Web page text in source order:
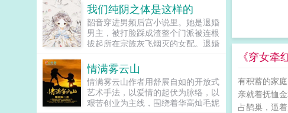
《穿女牵
有积蓄的家
亲就着抚恤
占鹊巢，逼
声了！！第二本读者B狗塑适可而
止，就算你重复强调五百次他是可爱
狗狗，但我只看到了一只舔狗，还是
不会汪汪叫的那种。还是读者B起猛
里能领养，阿祖！我也要养阿祖！！
第三本读者C作者生活这么不如意，
一定要搞这么五毒俱全的角色？写不
出来东西找个班上吧。还是读者
CMD，祖神，我可真该死啊！第四
我们纯阴之体是这样的
韶音穿进男频后宫小说里。她是退婚
男主，被打脸踩成渣整个门派被连根
拔起所在宗族灰飞烟灭的女配。退婚
清白白的好汉一条，前程光明，未来
无限。但既然他这么记恨N多年后。
龙傲天男主我知道是我配不上你，但
我在你身边鞍前马后了五百年，饭给
你做，衣服给你买，天材地宝为你
情满雾云山
情满雾云山作者用舒展自如的开放式
艺术手法，以爱情的起伏为脉络，以
艰苦创业为主线，围绕着华高灿毛妮